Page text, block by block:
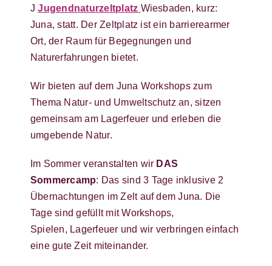
JJugendnaturzeltplatz Wiesbaden, kurz:
Juna, statt. Der Zeltplatz ist ein barrierearmer
Ort, der Raum für Begegnungen und
Naturerfahrungen bietet.
Wir bieten auf dem Juna Workshops zum
Thema Natur- und Umweltschutz an, sitzen
gemeinsam am Lagerfeuer und erleben die
umgebende Natur.
Im Sommer veranstalten wir DAS
Sommercamp: Das sind 3 Tage inklusive 2
Übernachtungen im Zelt auf dem Juna. Die
Tage sind gefüllt mit Workshops,
Spielen, Lagerfeuer und wir verbringen einfach
eine gute Zeit miteinander.